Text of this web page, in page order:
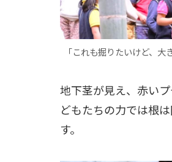
｢これも掘りたいけど、大
地下茎が見え、赤い
どもたちの力では根
す。